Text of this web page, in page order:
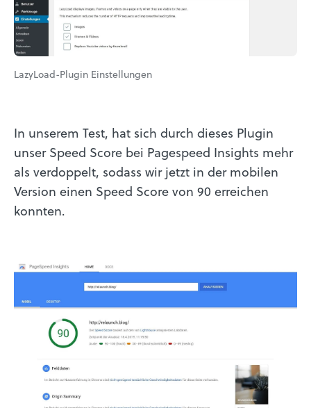
LazyLoad-Plugin Einstellungen
In unserem Test, hat sich durch dieses Plugin
unser Speed Score bei Pagespeed Insights mehr
als verdoppelt, sodass wir jetzt in der mobilen
Version einen Speed Score von 90 erreichen
konnten.